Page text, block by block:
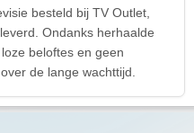
besteld bij TV Outlet,
Ondanks herhaalde
beloftes en geen
de lange wachttijd.